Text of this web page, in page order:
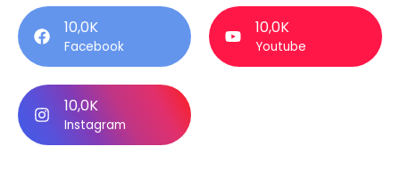
10,0K
Facebook
10,0K
Youtube
10,0K
Instagram